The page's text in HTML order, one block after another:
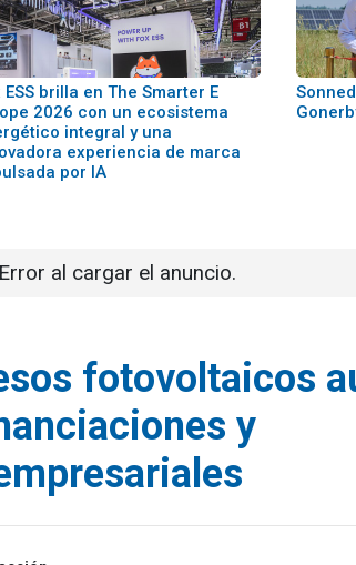
ESS brilla en The Smarter E
2026 con un ecosistema
integral y una
experiencia de marca
por IA
Error al cargar el anuncio.
fotovoltaicos
y